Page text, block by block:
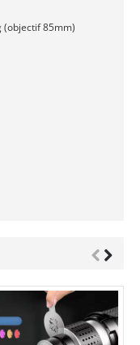
(objectif 85mm)